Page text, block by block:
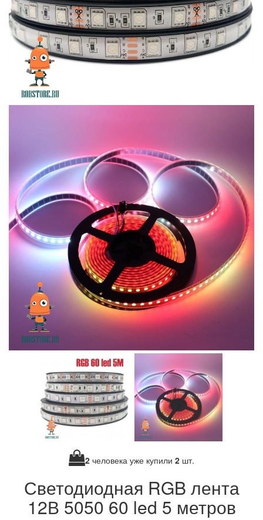
2 человека уже купили 2 шт.
Светодиодная RGB лента
12В 5050 60 led 5 метров